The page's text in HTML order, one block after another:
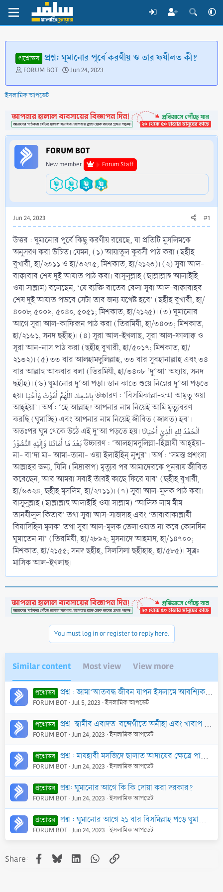
প্রশ্নোত্তর প্রশ্ন: ঘুমানোর পূর্বে করণীয় ও তার ফযীলত কী?
T
r
e
d
s
t
a
r
t
FORUM BOT
S
a
d
a
t
e
Jun 24, 2023
ইসলামিক আপডেট
FORUM BOT
New member Forum Staff
Jun 24, 2023 #1
উত্তর : ঘুমানোর পূর্বে কিছু করণীয় রয়েছে, যা প্রতিটি মুসলিমকে
অনুসরণ করা উচিত। যেমন, (১) আয়াতুল কুরসী পাঠ করা (ছহীহ
বুখারী, হা/২৩১১ ও হা/৩২৭৫; মিশকাত, হা/২১২৩)। (২) সূরা আল-
বাক্বারার শেষ দুই আয়াত পাঠ করা। রাসুলুল্লাহ (ছাল্লাল্লাহু আলাইহি
ওয়া সাল্লাম) বলেছেন, ‘যে ব্যক্তি রাতের বেলা সূরা আল-বাক্বারাহর
শেষ দুই আয়াত পড়বে সেটা তার জন্য যথেষ্ট হবে’ (ছহীহ বুখারী, হা/
৪০০৮, ৫০০৯, ৫০৪০, ৫০৫১; মিশকাত, হা/২১২৫)। (৩) ঘুমানোর
আগে সূরা আল-কাফিরূন পাঠ করা (তিরমিযী, হা/৩৪০৩; মিশকাত,
হা/২১৬১, সনদ ছহীহ)। (৪) সূরা আল-ইখলাছ, সূরা আল-ফালাক্ব ও
সূরা আন-নাস পাঠ করা (ছহীহ বুখারী, হা/৫০১৭; মিশকাত, হা/
২১৩২)। (৫) ৩৩ বার আলহামদুলিল্লাহ, ৩৩ বার সুবহানাল্লাহ এবং ৩৪
বার আল্লাহু আকবার বলা (তিরমিযী, হা/৩৪০৮ ‘দু‘আ’ অধ্যায়, সনদ
ছহীহ)। (৬) ঘুমানোর দু‘আ পড়া। ডান কাতে শুয়ে নিম্নের দু‘আ পড়তে
হয়। بِاسْمِكَ اللَّهُمَّ أَمُوْتُ وَأَحْيَا উচ্চারণ : ‘বিসমিকাল্লা-হুম্মা আমূতু ওয়া
আহ্ইয়া’। অর্থ : ‘হে আল্লাহ! আপনার নাম নিয়েই আমি মৃত্যুবরণ
করছি (ঘুমাচ্ছি) এবং আপনার নাম নিয়েই জীবিত (জাগ্রত) হব’।
অতঃপর ঘুম থেকে উঠে এই দু‘আ পড়তে হয়। اَلْحَمْدُ لِلهِ الَّذِيْ أَحْيَانَا
بَعْدَ مَا أَمَاتَنَا وَإِلَيْهِ النُّشُوْرُ উচ্চারণ : ‘আলহামদুলিল্লা-হিল্লাযী আহ্ইয়া-
না- বা‘দা মা- আমা-তানা- ওয়া ইলাইহিন্ নুশূর’। অর্থ : ‘সমস্ত প্রশংসা
আল্লাহর জন্য, যিনি (নিদ্রারূপ) মৃত্যুর পর আমাদেরকে পুনরায় জীবিত
করেছেন, আর আমরা সবাই তাঁরই কাছে ফিরে যাব’ (ছহীহ বুখারী,
হা/৬৩২৪; ছহীহ মুসলিম, হা/২৭১১)। (৭) সূরা আল-মুলক পাঠ করা।
রাসূলুল্লাহ (ছাল্লাল্লাহু আলাইহি ওয়া সাল্লাম) ‘আলিফ লাম মীম
তানযীলুল কিতাব’ তথা সূরা আস-সাজদাহ এবং ‘তাবারাকাল্লাযী
বিয়াদিহিল মুলক’ তথা সূরা আল-মুলক তেলাওয়াত না করে কোনদিন
ঘুমাতেন না’ (তিরমিযী, হা/২৮৯২; মুসনাদে আহমাদ, হা/১৪৭০০;
মিশকাত, হা/২১৫৫; সনদ ছহীহ, সিলসিলা ছহীহাহ, হা/৫৮৫)।সূত্র:
মাসিক আল-ইখলাছ।
You must log in or register to reply here.
Similar content Most view View more
প্রশ্নোত্তর প্রশ্ন : জামা‘আতবদ্ধ জীবন যাপন ইসলামে আবশ্যিক হ’লেও যথাযথ পরিবেশ না পেলে নারী হিসাবে আমার করণীয় কি?
FORUM BOT Jul 5, 2023 ইসলামিক আপডেট
প্রশ্নোত্তর প্রশ্ন: স্বামীর এবাদত-বন্দেগীতে অনীহা এবং খারাপ আচরণে স্ত্রী যখন চরম বিরক্ত ও বীতশ্রদ্ধ….তখন করণীয় কি?
FORUM BOT Jun 24, 2023 ইসলামিক আপডেট
প্রশ্নোত্তর প্রশ্ন : মাযহাবী মসজিদে ছালাত আদায়ের ক্ষেত্রে পায়ে পা লাগাতে চাইলে পা টেনে নেয় এবং এটা মন্দ দৃষ্টিতে দেখে। এমতাবস্থায় আমার করণীয় কি?
FORUM BOT Jun 24, 2023 ইসলামিক আপডেট
প্রশ্নোত্তর প্রশ্ন: ঘুমানোর আগে কি কি দোয়া করা দরকার?
FORUM BOT Jun 24, 2023 ইসলামিক আপডেট
প্রশ্নোত্তর প্রশ্ন : ঘুমানোর আগে ২১ বার বিসমিল্লাহ পড়ে ঘুমালে আল্লাহ ফেরেশতাদের বলেন, ঐ ব্যক্তির প্রতিটি নিঃশ্বাসে নেকী লেখা হৌক। সত্যতা জানতে চাই।
FORUM BOT Jun 24, 2023 ইসলামিক আপডেট
Share: Facebook
BlueskyLinkedInWhatsApp
Link